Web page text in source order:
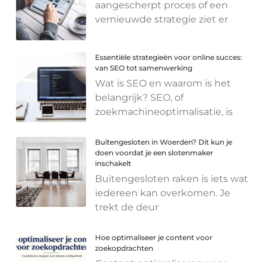
aangescherpt proces of een
vernieuwde strategie ziet er
Essentiële strategieën voor online succes:
van SEO tot samenwerking
Wat is SEO en waarom is het
belangrijk? SEO, of
zoekmachineoptimalisatie, is
Buitengesloten in Woerden? Dit kun je
doen voordat je een slotenmaker
inschakelt
Buitengesloten raken is iets wat
iedereen kan overkomen. Je
trekt de deur
Hoe optimaliseer je content voor
zoekopdrachten